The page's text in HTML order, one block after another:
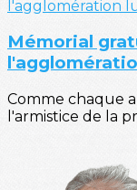
Mémorial
Comme chaque
l'armistice de la